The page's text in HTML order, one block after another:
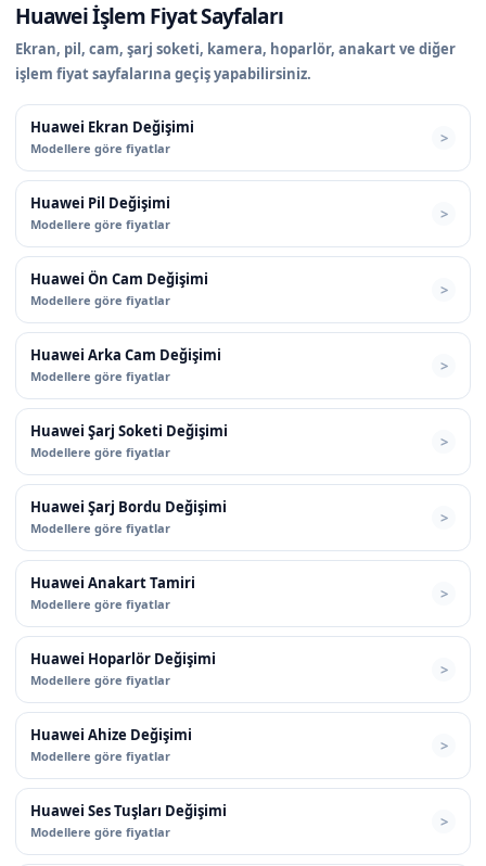
Huawei İşlem Fiyat Sayfaları
Ekran, pil, cam, şarj soketi, kamera, hoparlör, anakart ve diğer
işlem fiyat sayfalarına geçiş yapabilirsiniz.
Huawei Ekran Değişimi
Modellere göre fiyatlar
Huawei Pil Değişimi
Modellere göre fiyatlar
Huawei Ön Cam Değişimi
Modellere göre fiyatlar
Huawei Arka Cam Değişimi
Modellere göre fiyatlar
Huawei Şarj Soketi Değişimi
Modellere göre fiyatlar
Huawei Şarj Bordu Değişimi
Modellere göre fiyatlar
Huawei Anakart Tamiri
Modellere göre fiyatlar
Huawei Hoparlör Değişimi
Modellere göre fiyatlar
Huawei Ahize Değişimi
Modellere göre fiyatlar
Huawei Ses Tuşları Değişimi
Modellere göre fiyatlar